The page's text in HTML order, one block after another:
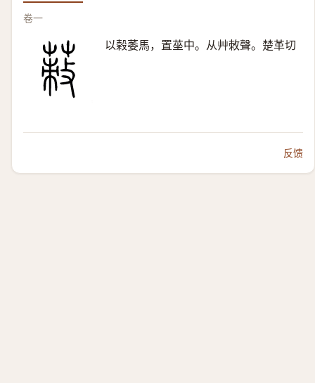
卷一
以榖萎馬，置莝中。从艸敇聲。楚革切
反馈